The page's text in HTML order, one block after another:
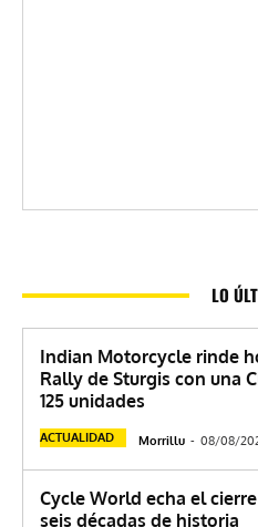
LO
Indian Motorcycle rinde
Rally de Sturgis con una
125 unidades
ACTUALIDAD Morrillu - 08/08/
Cycle World echa el
seis décadas de historia